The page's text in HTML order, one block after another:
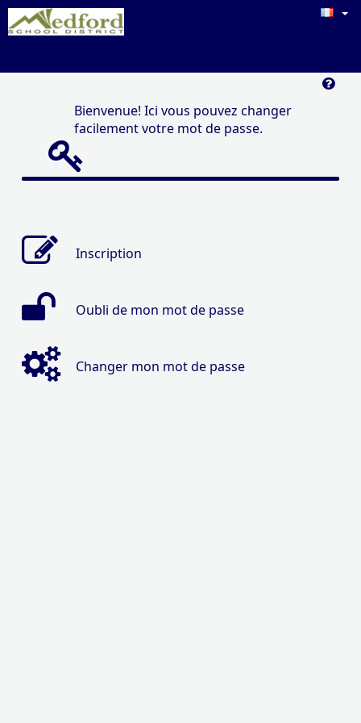
Bienvenue! Ici vous pouvez changer
facilement votre mot de passe.
Inscription
Oubli de mon mot de passe
Changer mon mot de passe